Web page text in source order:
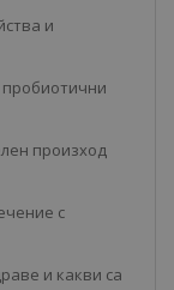
и
пробиотични
произход
с
и какви са